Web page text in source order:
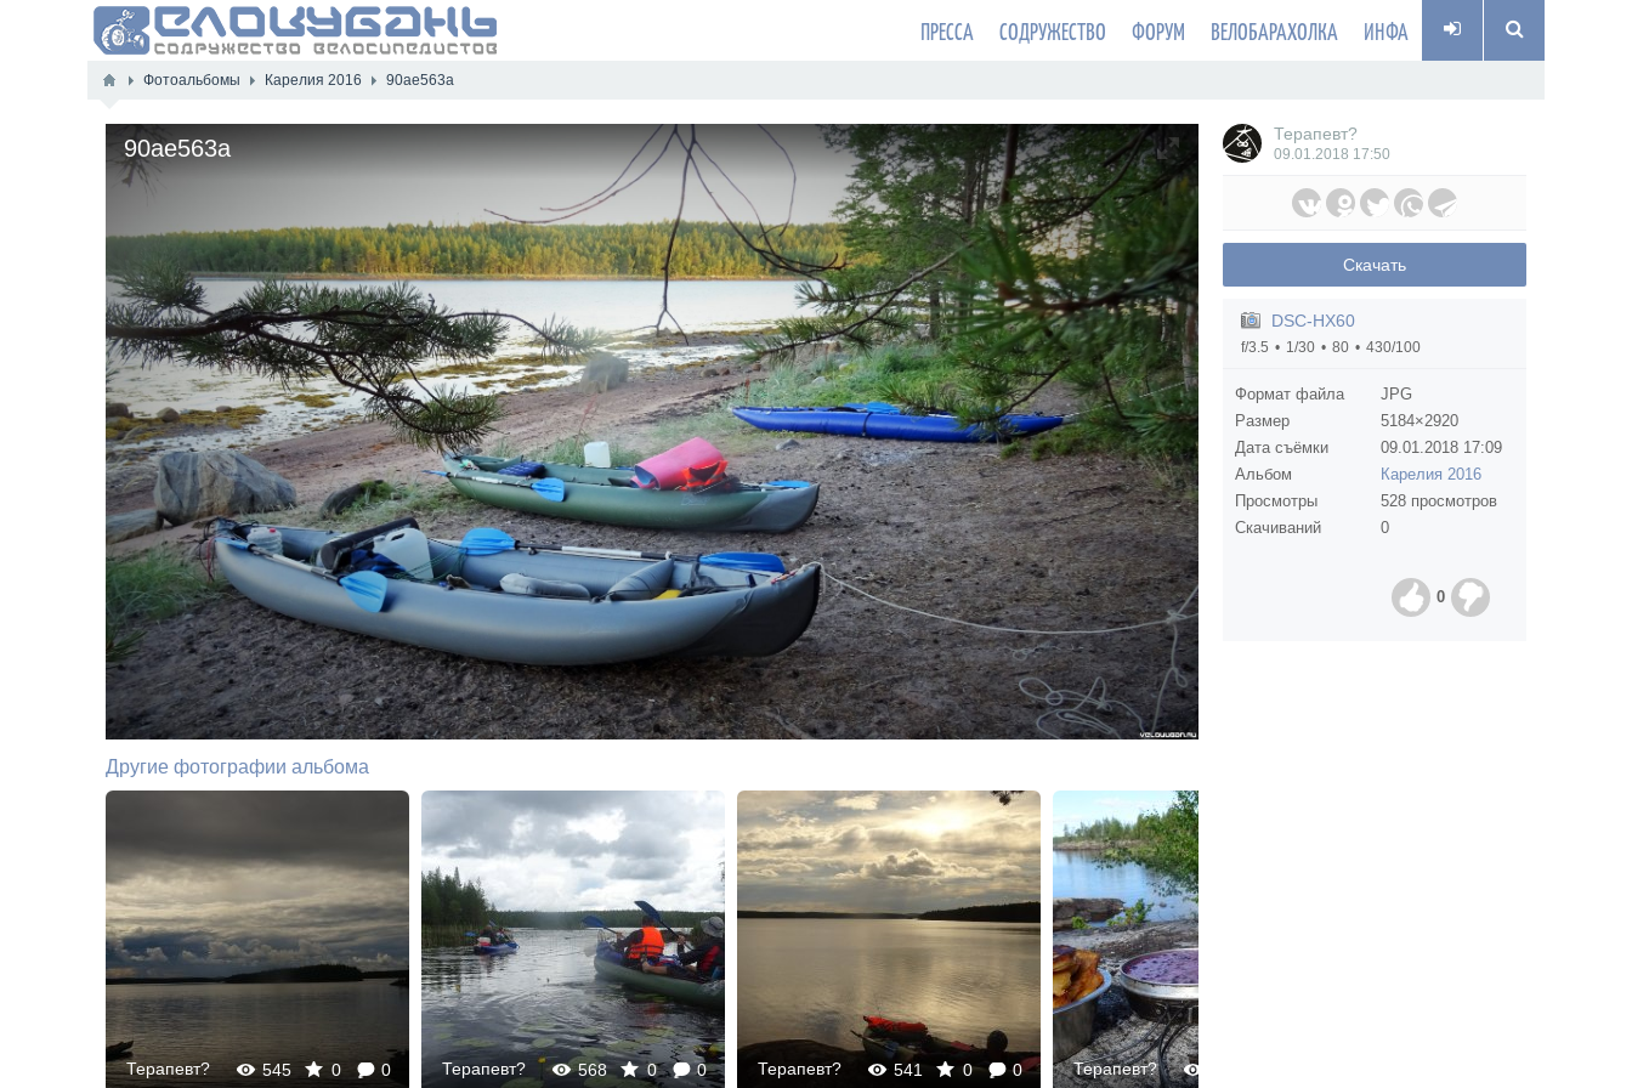
ПРЕССА СОДРУЖЕСТВО ФОРУМ ВЕЛОБАРАХОЛКА ИНФА
Фотоальбомы Карелия 2016 90ae563a
90ae563a
Другие фотографии альбома
545 0 0
Терапевт? 568 0 0
Терапевт? 541 0 0
Терапевт? Терапевт?
Терапевт?
09.01.2018 17:50
Скачать
DSC-HX60
f/3.5 1/30 80 430/100
Формат файла
JPG
Размер
5184×2920
Дата съёмки
09.01.2018 17:09
Альбом
Карелия 2016
Просмотры
528 просмотров
Скачиваний
0
0